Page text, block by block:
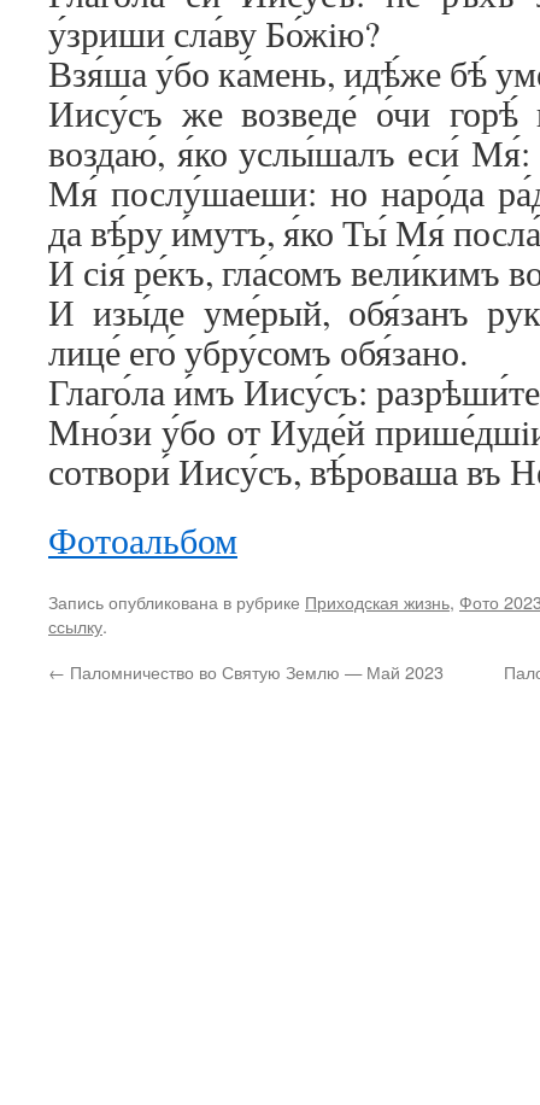
у́зриши сла́ву Бо́жiю?
Взя́ша у́бо ка́мень, идѣ́же бѣ́
Иису́съ же возведе́ о́чи
воздаю́, я́ко услы́шалъ еси́ Мя́:
Мя́ послу́шаеши: но наро́да
да вѣ́ру и́мутъ, я́ко Ты́ Мя́
И сiя́ ре́къ, гла́сомъ вели́кимъ
И изы́де уме́рый, обя́занъ
лице́ его́ убру́сомъ обя́зано.
Глаго́ла и́мъ Иису́съ:
Мно́зи у́бо от Иуде́й
сотвори́ Иису́съ, вѣ́роваша въ
Фотоальбом
Запись опубликована в рубрике Приходская жизнь, Фото
ссылку.
← Паломничество во Святую Землю — Май 2023